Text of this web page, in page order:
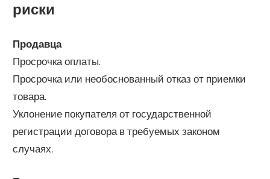
риски
Продавца
Просрочка оплаты.
Просрочка или необоснованный отказ от приемки
товара.
Уклонение покупателя от государственной
регистрации договора в требуемых законом
случаях.